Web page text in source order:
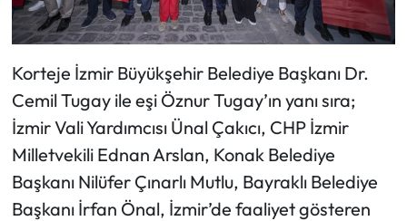
Korteje İzmir Büyükşehir Belediye Başkanı Dr.
Cemil Tugay ile eşi Öznur Tugay’ın yanı sıra;
İzmir Vali Yardımcısı Ünal Çakıcı, CHP İzmir
Milletvekili Ednan Arslan, Konak Belediye
Başkanı Nilüfer Çınarlı Mutlu, Bayraklı Belediye
Başkanı İrfan Önal, İzmir’de faaliyet gösteren